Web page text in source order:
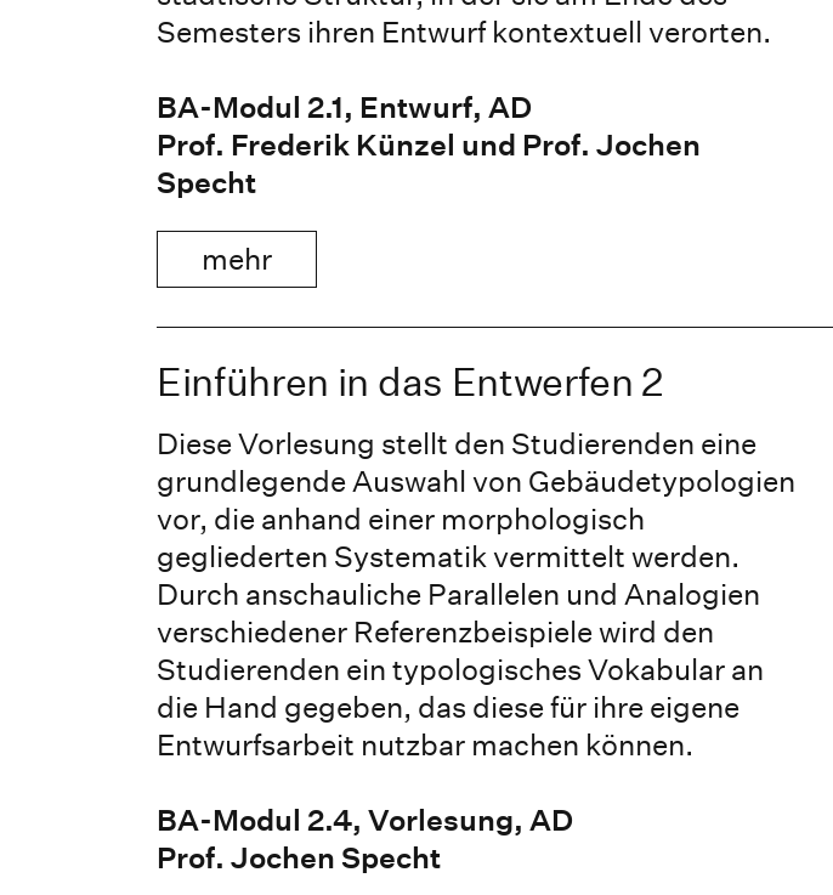
Semesters ihren Entwurf kontextuell verorten.
BA-Modul 2.1, Entwurf, AD
Prof. Frederik Künzel und Prof. Jochen
Specht
mehr
Einführen in das Entwerfen 2
Diese Vorlesung stellt den Studierenden eine
grundlegende Auswahl von Gebäudetypologien
vor, die anhand einer morphologisch
gegliederten Systematik vermittelt werden.
Durch anschauliche Parallelen und Analogien
verschiedener Referenzbeispiele wird den
Studierenden ein typologisches Vokabular an
die Hand gegeben, das diese für ihre eigene
Entwurfsarbeit nutzbar machen können.
BA-Modul 2.4, Vorlesung, AD
Prof. Jochen Specht